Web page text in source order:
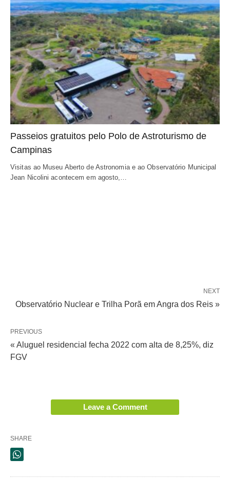
Passeios gratuitos pelo Polo de Astroturismo de
Campinas
Visitas ao Museu Aberto de Astronomia e ao Observatório Municipal
Jean Nicolini acontecem em agosto,…
NEXT
Observatório Nuclear e Trilha Porã em Angra dos Reis »
PREVIOUS
« Aluguel residencial fecha 2022 com alta de 8,25%, diz
FGV
Leave a Comment
SHARE